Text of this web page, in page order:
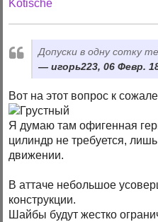
Kotische
Допуски в одну сотку
игорь223, 06 Февр.
Вот на этот вопрос к
Я думаю там офигенная
цилиндр не требуется,
движении.
В аттаче небольшое
конструкции.
Шайбы будут жестко